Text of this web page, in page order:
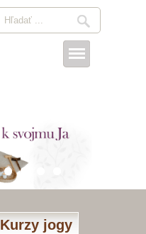
Kurzy jogy